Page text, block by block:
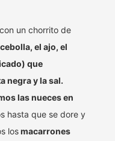
un chorrito de
el ajo, el
que
negra y la sal.
las nueces en
hasta que se dore y
losmacarrones